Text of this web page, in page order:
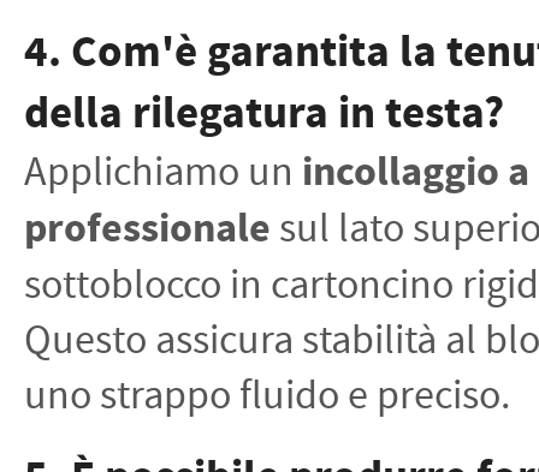
4. Com'è garantita la
della rilegatura in testa?
Applichiamo un incollaggio
professionalesul lato
sottoblocco in cartoncino
Questo assicura stabilità al
uno strappo fluido e preciso.